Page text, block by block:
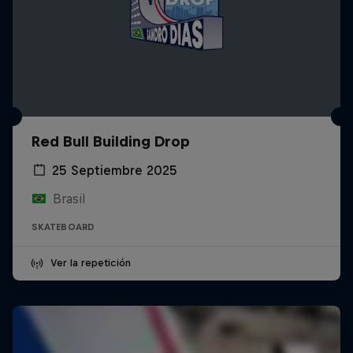
Red Bull Building Drop
25 Septiembre 2025
Brasil
SKATEBOARD
Ver la repetición